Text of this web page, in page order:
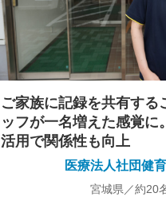
ご家族に記録を共有する
ッフが一名増えた感覚に
活用で関係性も向上
医療法人社団健
宮城県／約20